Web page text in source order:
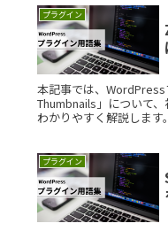
プラグイン
本記事では、
Thumbnails」について
わかりやすく解説しま
プラグイン